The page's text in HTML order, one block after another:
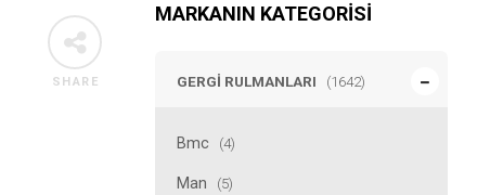
MARKANIN KATEGORISI
GERGI RULMANLARI (1642)
Bmc (4)
Man (5)
SHARE